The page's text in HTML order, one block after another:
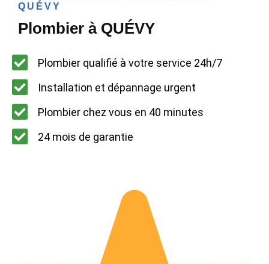
QUÉVY
Plombier à QUÉVY
Plombier qualifié à votre service 24h/7
Installation et dépannage urgent
Plombier chez vous en 40 minutes
24 mois de garantie